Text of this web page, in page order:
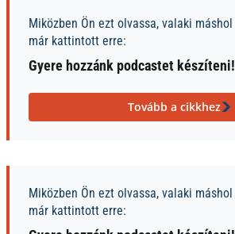
Miközben Ön ezt olvassa, valaki máshol
már kattintott erre:
Gyere hozzánk podcastet készíteni!
Tovább a cikkhez
Miközben Ön ezt olvassa, valaki máshol
már kattintott erre: